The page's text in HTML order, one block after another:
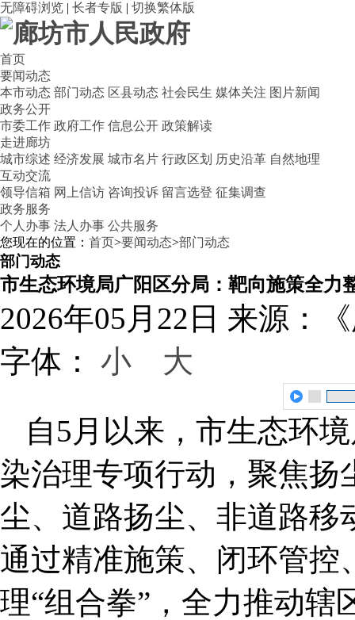
无障碍浏览 | 长者专版 | 切换繁体版
首页
要闻动态
本市动态 部门动态 区县动态 社会民生 媒体关注 图片新闻
政务公开
市委工作 政府工作 信息公开 政策解读
走进廊坊
城市综述 经济发展 城市名片 行政区划 历史沿革 自然地理
互动交流
领导信箱 网上信访 咨询投诉 留言选登 征集调查
政务服务
个人办事 法人办事 公共服务
您现在的位置： 首页>要闻动态>部门动态
部门动态
市生态环境局广阳区分局：靶向施策全力
2026年05月22日 来源：
字体： 小 大
自5月以来，市生态环
染治理专项行动，聚焦扬
尘、道路扬尘、非道路移
通过精准施策、闭环管控
理“组合拳”，全力推动辖